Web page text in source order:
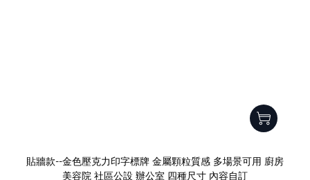
貼牆款--金色壓克力印字標牌 金屬顆粒質感 多場景可用 廚房
美容院 社區公設 辦公室 四種尺寸 內容自訂